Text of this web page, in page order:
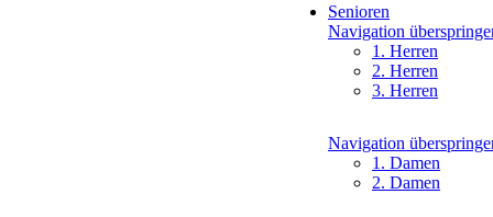
Senioren
Navigation
1. Herren
2. Herren
3. Herren
Navigation
1. Damen
2. Damen